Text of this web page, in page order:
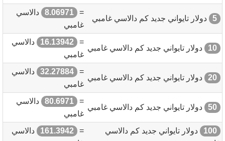
5 دولار تايواني جديد كم دالاسي غامبي
=
8.06971
دالاسي
غامبي
10 دولار تايواني جديد كم دالاسي غامبي
=
16.13942
دالاسي
غامبي
20 دولار تايواني جديد كم دالاسي غامبي
=
32.27884
دالاسي
غامبي
50 دولار تايواني جديد كم دالاسي غامبي
=
80.6971
دالاسي
غامبي
100
دولار تايواني جديد كم دالاسي
=
161.3942
دالاسي